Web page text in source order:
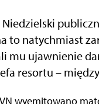
to natychmiast
mu ujawnienie
resortu –